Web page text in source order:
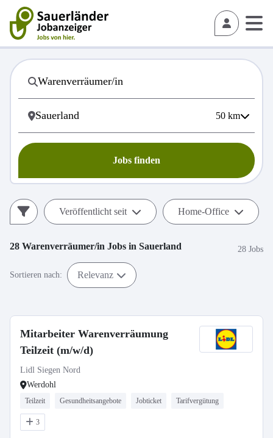
50 km
Jobs finden
Veröffentlicht seit Home-Office
28 Warenverräumer/in Jobs in Sauerland 28 Jobs
Sortieren nach: Relevanz
Mitarbeiter Warenverräumung
Teilzeit (m/w/d)
Lidl Siegen Nord
Werdohl
Teilzeit Gesundheitsangebote Jobticket Tarifvergütung
3